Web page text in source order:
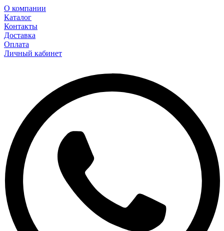
О компании
Каталог
Контакты
Доставка
Оплата
Личный кабинет